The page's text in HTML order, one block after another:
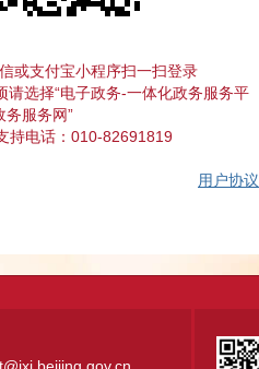
或支付宝小程序扫一扫登录
选择“电子政务-一体化政务服务平
务服务网”
持电话：010-82691819
用户协议